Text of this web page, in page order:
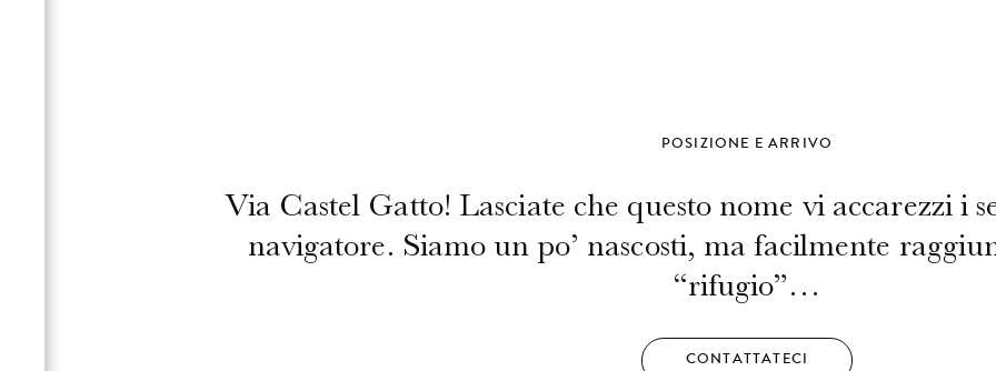
POSIZIONE E ARRIVO
Via Castel Gatto! Lasciate che questo nome vi accarezzi i
navigatore. Siamo un po’ nascosti, ma facilmente
“rifugio”…
CONTATTATECI